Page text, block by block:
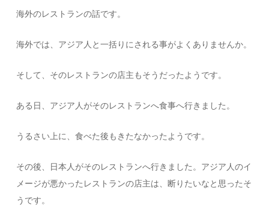
海外のレストランの話です。
海外では、アジア人と一括りにされる事がよくありませんか。
そして、そのレストランの店主もそうだったようです。
ある日、アジア人がそのレストランへ食事へ行きました。
うるさい上に、食べた後もきたなかったようです。
その後、日本人がそのレストランへ行きました。アジア人のイ
メージが悪かったレストランの店主は、断りたいなと思ったそ
うです。